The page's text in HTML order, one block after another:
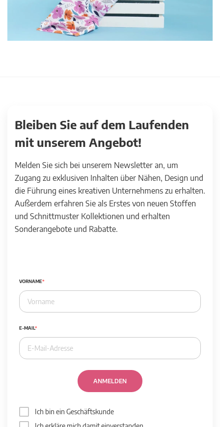
Bleiben Sie auf dem Laufenden
mit unserem Angebot!
Melden Sie sich bei unserem Newsletter an, um
Zugang zu exklusiven Inhalten über Nähen, Design und
die Führung eines kreativen Unternehmens zu erhalten.
Außerdem erfahren Sie als Erstes von neuen Stoffen
und Schnittmuster Kollektionen und erhalten
Sonderangebote und Rabatte.
VORNAME
E-MAIL
ANMELDEN
Ich bin ein Geschäftskunde